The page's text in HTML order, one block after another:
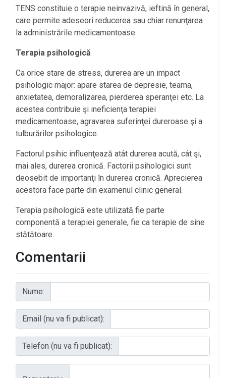
TENS constituie o terapie neinvazivă, ieftină în general,
care permite adeseori reducerea sau chiar renunţarea
la administrările medicamentoase.
Terapia psihologică
Ca orice stare de stress, durerea are un impact
psihologic major: apare starea de depresie, teama,
anxietatea, demoralizarea, pierderea speranţei etc. La
acestea contribuie şi ineficienţa terapiei
medicamentoase, agravarea suferinţei dureroase şi a
tulburărilor psihologice.
Factorul psihic influenţează atât durerea acută, cât şi,
mai ales, durerea cronică. Factorii psihologici sunt
deosebit de importanţi în durerea cronică. Aprecierea
acestora face parte din examenul clinic general.
Terapia psihologică este utilizată fie parte
componentă a terapiei generale, fie ca terapie de sine
stătătoare.
Comentarii
Nume:
Email (nu va fi publicat):
Telefon (nu va fi publicat):